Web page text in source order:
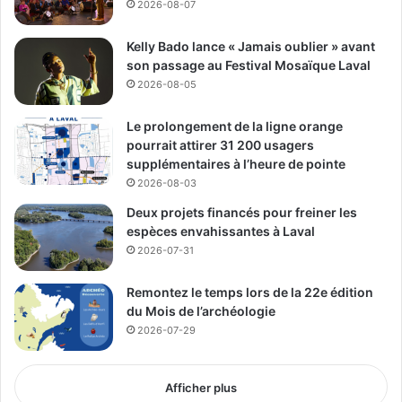
See Full Bio
Publicité sponsorisée par la conseillère municipale de Saint-François et David
De Cotis, conseiller municipal de Saint-Bruno
2026-08-07
Kelly Bado lance « Jamais oublier » avant
son passage au Festival Mosaïque Laval
2026-08-05
Le prolongement de la ligne orange
pourrait attirer 31 200 usagers
supplémentaires à l’heure de pointe
2026-08-03
Deux projets financés pour freiner les
espèces envahissantes à Laval
2026-07-31
Remontez le temps lors de la 22e édition
du Mois de l’archéologie
2026-07-29
Afficher plus